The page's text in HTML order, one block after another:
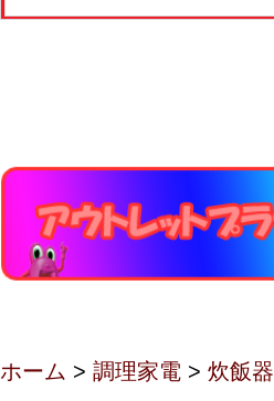
ホーム > 調理家電 > 炊飯器